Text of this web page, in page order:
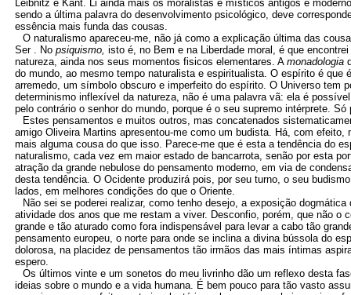
Leibnitz e Kant. Li ainda mais os moralistas e místicos antigos e
sendo a última palavra do desenvolvimento psicológico, deve
essência mais funda das cousas.
O naturalismo apareceu-me, não já como a explicação última das
Ser . No psiquismo, isto é, no Bem e na Liberdade moral, é que
natureza, ainda nos seus momentos fisicos elementares. A monadologia
do mundo, ao mesmo tempo naturalista e espiritualista. O espírito é
arremedo, um símbolo obscuro e imperfeito do espírito. O Universo tem
determinismo inflexível da natureza, não é uma palavra vã: ela é
pelo contrário o senhor do mundo, porque é o seu supremo intérprete.
Estes pensamentos e muitos outros, mas concatenados
amigo Oliveira Martins apresentou-me como um budista. Há, com
mais alguma cousa do que isso. Parece-me que é esta a tendência do
naturalismo, cada vez em maior estado de bancarrota, senão por esta
atração da grande nebulose do pensamento moderno, em via de
desta tendência. O Ocidente produzirá pois, por seu turno, o seu
lados, em melhores condições do que o Oriente.
Não sei se poderei realizar, como tenho desejo, a exposição
atividade dos anos que me restam a viver. Desconfio, porém, que não
grande e tão aturado como fora indispensável para levar a cabo tão
pensamento europeu, o norte para onde se inclina a divina bússola do
dolorosa, na placidez de pensamentos tão irmãos das mais íntimas
espero.
Os últimos vinte e um sonetos do meu livrinho dão um reflexo desta
ideias sobre o mundo e a vida humana. É bem pouco para tão vasto